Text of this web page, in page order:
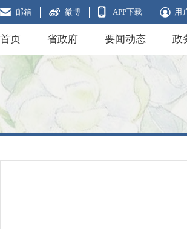
邮箱 微博 APP下载 用
首页 省政府 要闻动态 政